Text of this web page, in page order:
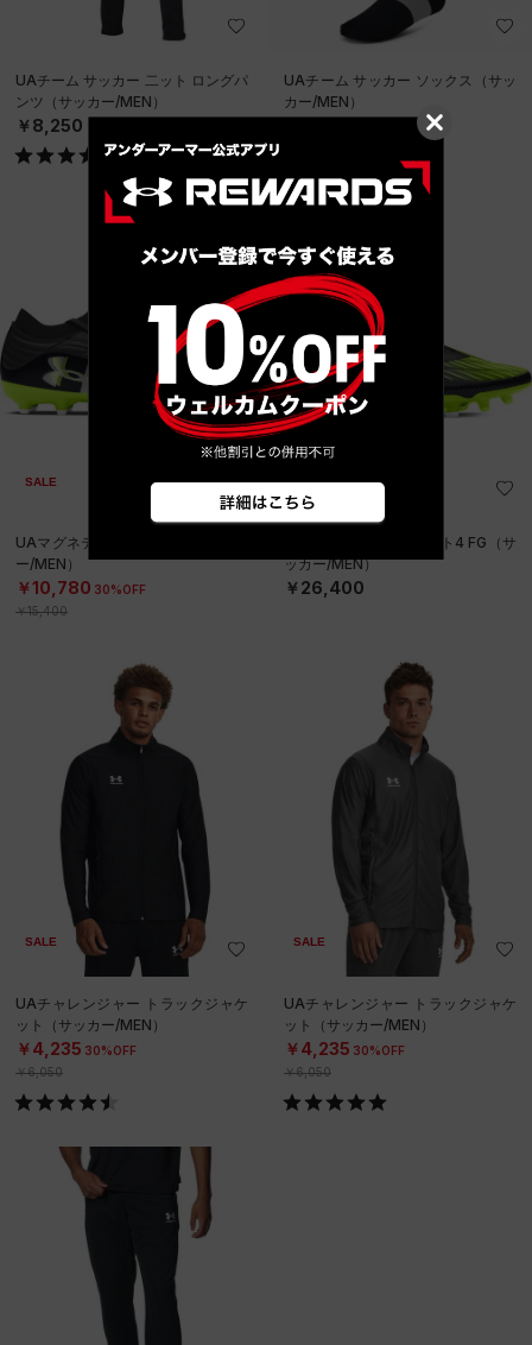
UAチーム サッカー 二ット ロングパ
ンツ（サッカー/MEN）
￥8,250
UAチーム サッカー ソックス（サッ
カー/MEN）
SALE
UAマグネティコ プロ4 FG（サッカ
ー/MEN）
￥10,780 30%OFF
￥15,400
UAマグネティコ エリート4 FG（サ
ッカー/MEN）
￥26,400
SALE
UAチャレンジャー トラックジャケ
ット（サッカー/MEN）
￥4,235 30%OFF
￥6,050
SALE
UAチャレンジャー トラックジャケ
ット（サッカー/MEN）
￥4,235 30%OFF
￥6,050